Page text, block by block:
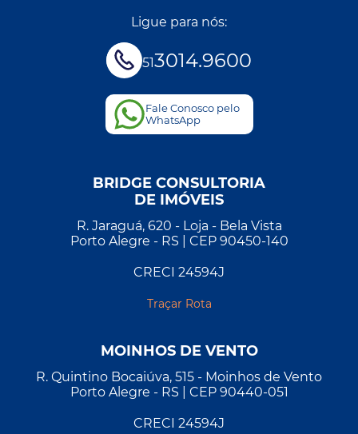
Ligue para nós:
513014.9600
Fale Conosco pelo
WhatsApp
BRIDGE CONSULTORIA
DE IMÓVEIS
R. Jaraguá, 620 - Loja - Bela Vista
Porto Alegre - RS | CEP 90450-140
CRECI 24594J
Traçar Rota
MOINHOS DE VENTO
R. Quintino Bocaiúva, 515 - Moinhos de Vento
Porto Alegre - RS | CEP 90440-051
CRECI 24594J